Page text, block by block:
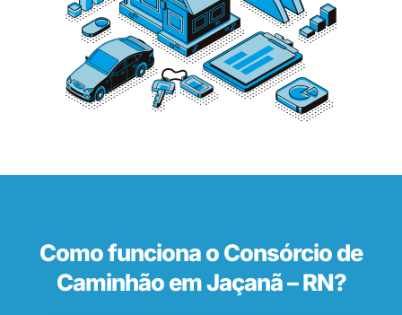
Como funciona o Consórcio de
Caminhão em Jaçanã – RN?